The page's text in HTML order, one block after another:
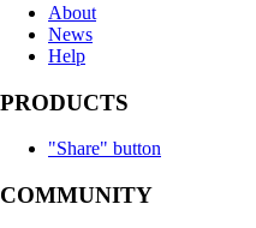
About
News
Help
PRODUCTS
"Share" button
COMMUNITY